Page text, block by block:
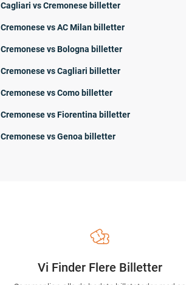
Cagliari vs Cremonese billetter
Cremonese vs AC Milan billetter
Cremonese vs Bologna billetter
Cremonese vs Cagliari billetter
Cremonese vs Como billetter
Cremonese vs Fiorentina billetter
Cremonese vs Genoa billetter
Vi Finder Flere Billetter